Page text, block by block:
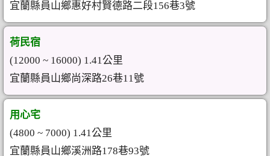
宜蘭縣員山鄉惠好村賢德路二段156巷3號
荷民宿
(12000 ~ 16000) 1.41公里
宜蘭縣員山鄉尚深路26巷11號
用心宅
(4800 ~ 7000) 1.41公里
宜蘭縣員山鄉溪洲路178巷93號